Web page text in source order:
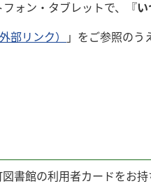
ォン・タブレットで、『い
外部リンク） 」をご参照のう
書館の利用者カードをお